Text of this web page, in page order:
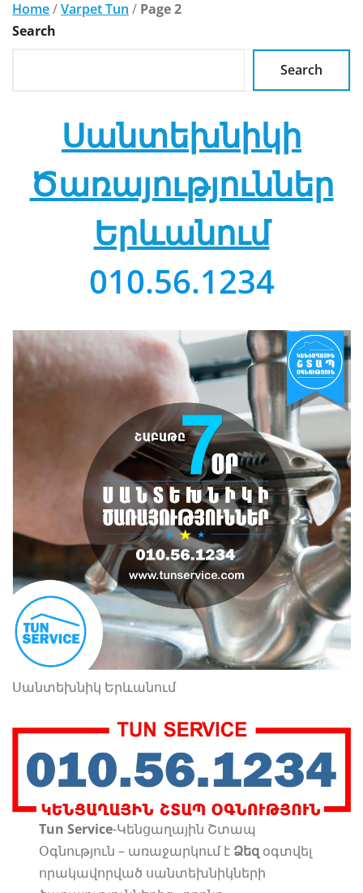
Home/Varpet Tun / Page 2
Search
Search
Սանտեխնիկի
Ծառայություններ
Երևանում
010.56.1234
Սանտեխնիկ Երևանում
Tun Service-Կենցաղային Շտապ
Օգնություն – առաջարկում է Ձեզ օգտվել
որակավորված սանտեխնիկների